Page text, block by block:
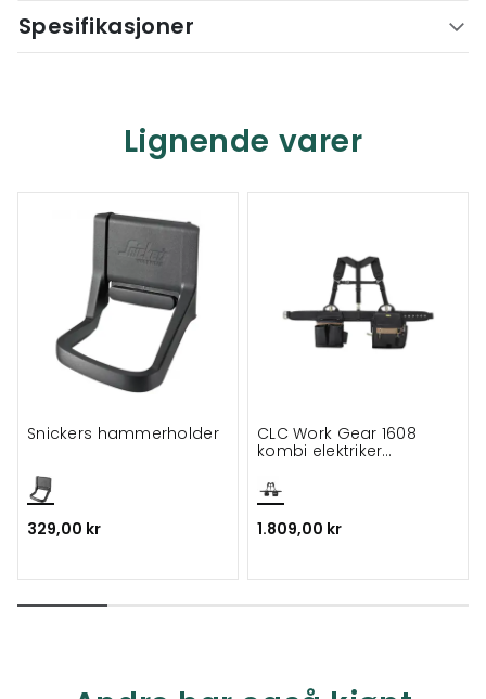
Spesifikasjoner
Lignende varer
Snickers hammerholder
329,00 kr
CLC Work Gear 1608
kombi elektriker
1.809,00 kr